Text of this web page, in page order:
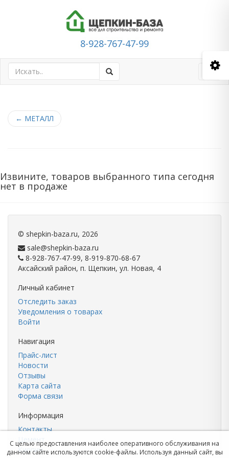
8-928-767-47-99
← МЕТАЛЛ
Извините, товаров выбранного типа сегодня
нет в продаже
© shepkin-baza.ru, 2026
sale@shepkin-baza.ru
8-928-767-47-99, 8-919-870-68-67
Аксайский район, п. Щепкин, ул. Новая, 4
Личный кабинет
Отследить заказ
Уведомления о товарах
Войти
Навигация
Прайс-лист
Новости
Отзывы
Карта сайта
Форма связи
Информация
Контакты
Кирпич
С целью предоставления наиболее оперативного обслуживания на
данном сайте используются cookie-файлы. Используя данный сайт, вы